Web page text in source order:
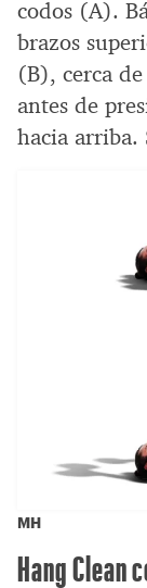
codos (A).
brazos
(B), cerca
antes de
hacia arriba.
MH
Hang Clean